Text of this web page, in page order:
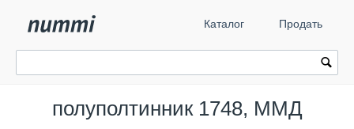
Каталог Продать
полуполтинник 1748, ММД